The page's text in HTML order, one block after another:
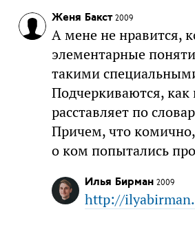
Женя Бакст 2009
А мене не нравится,
элементарные
такими
Подчеркиваются, как
расставляет по
Причем, что комично,
о ком попытались
Илья Бирман 2009
http://